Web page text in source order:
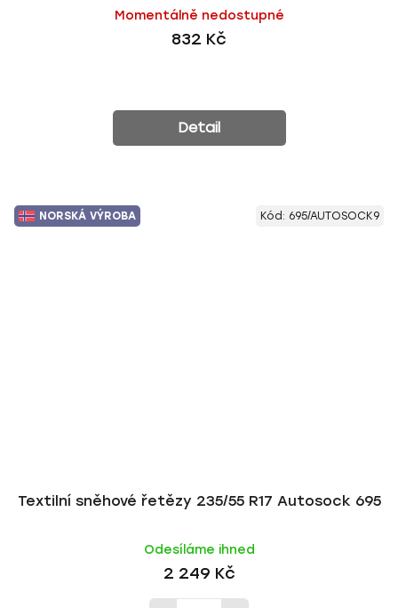
Momentálně nedostupné
832 Kč
Detail
NORSKÁ VÝROBA
Textilní sněhové řetězy 235/55 R17 Autosock 695
Odesíláme ihned
2 249 Kč
Kód: 695/AUTOSOCK9